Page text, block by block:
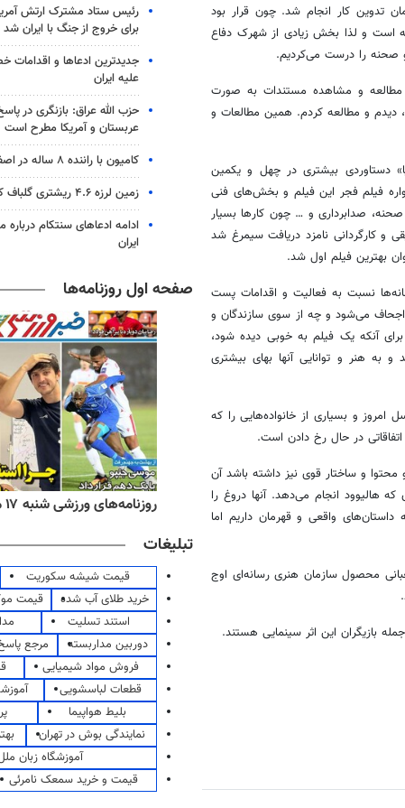
تدوین کار انجام شد. چون قرار بود
است و لذا بخش زیادی از شهرک دفاع
صحنه را درست می‌کردیم.
مطالعه و مشاهده مستندات به صورت
و مطالعه کردم. همین مطالعات و
دستاوردی بیشتری در چهل و یکمین
فیلم فجر این فیلم و بخش‌های فنی
صدابرداری و … چون کارها بسیار
و کارگردانی نامزد دریافت سیمرغ شد
بهترین فیلم اول شد.
نسبت به فعالیت و اقدامات پست
اجحاف می‌شود و چه از سوی سازندگان و
آنکه یک فیلم به خوبی دیده شود،
هنر و توانایی آنها بهای بیشتری
امروز و بسیاری از خانواده‌هایی را که
در حال رخ دادن است.
و ساختار قوی نیز داشته باشد آن
هالیوود انجام می‌دهد. آنها دروغ را
واقعی و قهرمان داریم اما
محصول سازمان هنری رسانه‌ای اوج
بازیگران این اثر سینمایی هستند.
رئیس ستاد مشترک ارتش
برای خروج از جنگ با ایران شد
جدیدترین ادعاها و اقدامات
علیه ایران
حزب الله عراق: بازنگری در
عربستان و آمریکا مطرح است
کامیون با راننده ۸ ساله در اصفهان توقیف شد
زمین لرزه ۴.۶ ریشتری گلباف کرمان را لرزاند
ادامه ادعاهای سنتکام درباره
ایران
صفحه اول روزنامه‌ها
اقتصادی شنبه ۱۷ مرداد ۱۴۰۵ روزنامه‌های ورزشی شنبه ۱۷ مرداد ۱۴۰۵
تبلیغات
قیمت شیشه سکوریت
خرید طلای آب شده
قیمت
استند تسلیت
دوربین مداربسته
مرجع
فروش مواد شیمیایی
قطعات لباسشویی
بلیط هواپیما
نمایندگی بوش در تهران
آموزشگاه زبان
قیمت و خرید سمعک نامرئی